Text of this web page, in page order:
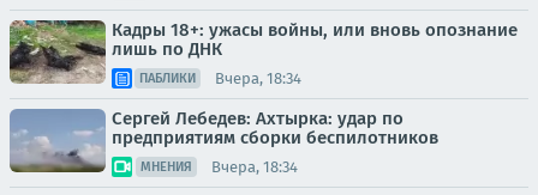
Кадры 18+: ужасы войны, или вновь опознание
лишь по ДНК
ПАБЛИКИ Вчера, 18:34
Сергей Лебедев: Ахтырка: удар по
предприятиям сборки беспилотников
МНЕНИЯ Вчера, 18:34